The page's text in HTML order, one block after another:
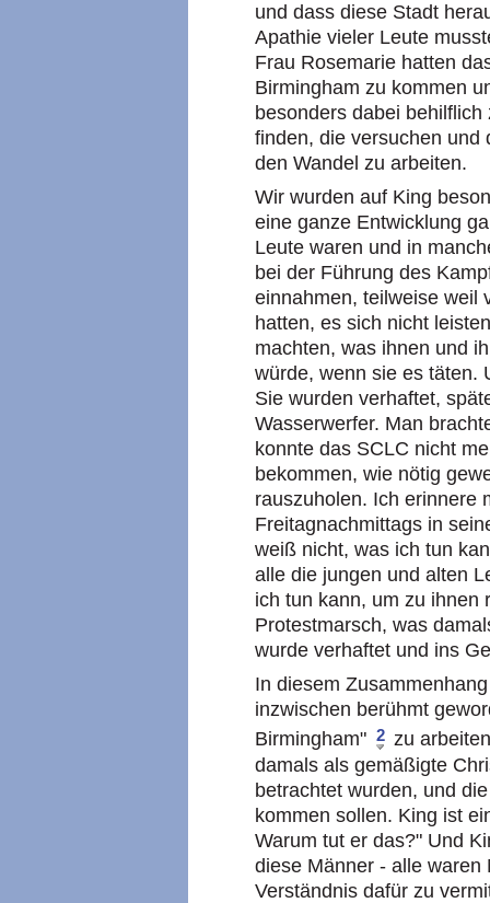
und dass diese Stadt
Apathie vieler Leute
Frau Rosemarie hatten
Birmingham zu kommen
besonders dabei
finden, die versuchen und
den Wandel zu arbeiten.
Wir wurden auf King
eine ganze Entwicklung
Leute waren und in
bei der Führung des
einnahmen, teilweise weil
hatten, es sich nicht
machten, was ihnen und
würde, wenn sie es täten.
Sie wurden verhaftet,
Wasserwerfer. Man
konnte das SCLC nicht
bekommen, wie nötig
rauszuholen. Ich erinnere
Freitagnachmittags in
weiß nicht, was ich tun
alle die jungen und alten
ich tun kann, um zu ihnen
Protestmarsch, was
wurde verhaftet und ins
In diesem
inzwischen berühmt
Birmingham" 2 zu
damals als gemäßigte
betrachtet wurden, und
kommen sollen. King ist
Warum tut er das?" Und
diese Männer - alle
Verständnis dafür zu